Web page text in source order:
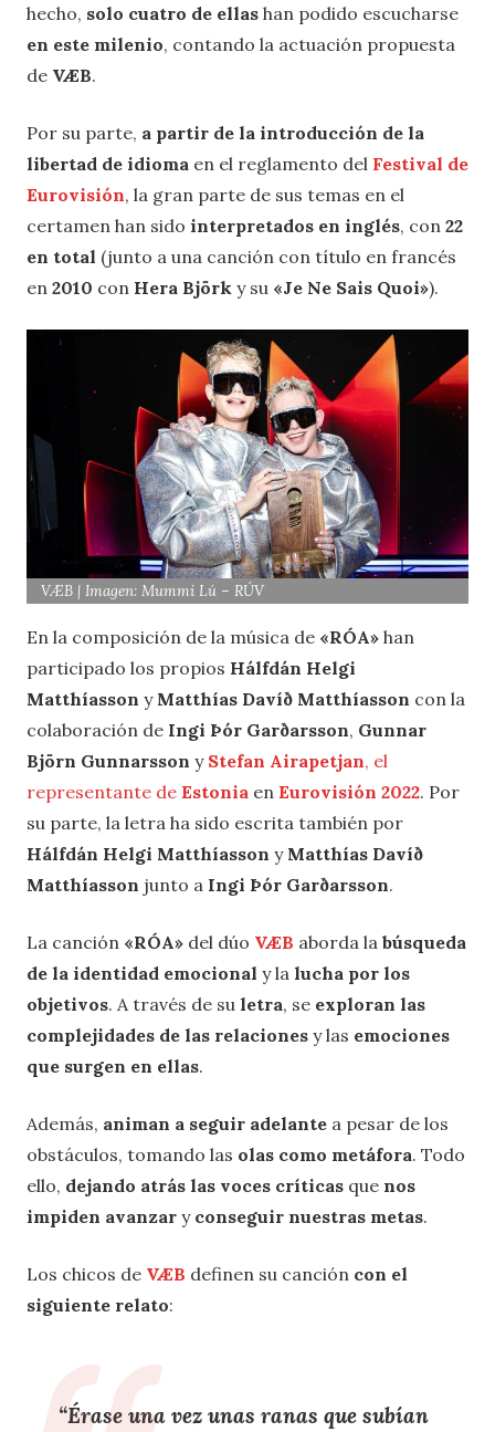
hecho, solo cuatro de ellas han podido escucharse
en este milenio, contando la actuación propuesta
de VÆB.
Por su parte, a partir de la introducción de la
libertad de idioma en el reglamento del Festival de
Eurovisión, la gran parte de sus temas en el
certamen han sido interpretados en inglés, con 22
en total (junto a una canción con título en francés
en 2010 con Hera Björk y su «Je Ne Sais Quoi»).
VÆB | Imagen: Mummi Lú – RÚV
En la composición de la música de «RÓA» han
participado los propios Hálfdán Helgi
Matthíasson y Matthías Davíð Matthíasson con la
colaboración de Ingi Þór Garðarsson, Gunnar
Björn Gunnarsson y Stefan Airapetjan, el
representante de Estonia en Eurovisión 2022. Por
su parte, la letra ha sido escrita también por
Hálfdán Helgi Matthíasson y Matthías Davíð
Matthíasson junto a Ingi Þór Garðarsson.
La canción «RÓA» del dúo VÆB aborda la búsqueda
de la identidad emocional y la lucha por los
objetivos. A través de su letra, se exploran las
complejidades de las relaciones y las emociones
que surgen en ellas.
Además, animan a seguir adelante a pesar de los
obstáculos, tomando las olas como metáfora. Todo
ello, dejando atrás las voces críticas que nos
impiden avanzar y conseguir nuestras metas.
Los chicos de VÆB definen su canción con el
siguiente relato:
“Érase una vez unas ranas que subían